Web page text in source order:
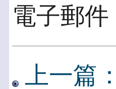
電子郵件
上一篇